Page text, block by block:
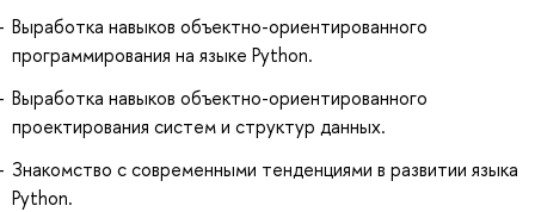
Выработка навыков объектно-ориентированного
программирования на языке Python.
Выработка навыков объектно-ориентированного
проектирования систем и структур данных.
Знакомство с современными тенденциями в развитии языка
Python.